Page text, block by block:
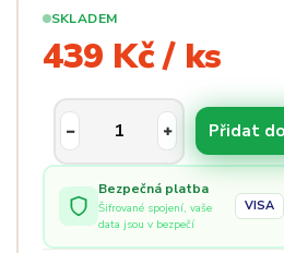
SKLADEM
439 Kč / ks
Přidat
Bezpečná platba
Šifrované spojení, vaše
data jsou v bezpečí
VISA